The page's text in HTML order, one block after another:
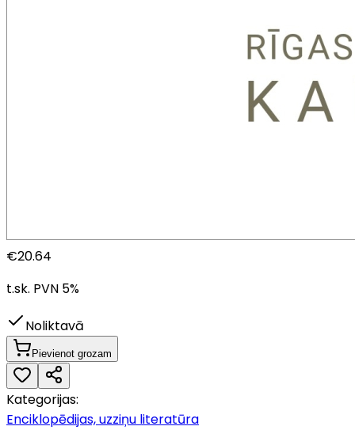
€20.64
t.sk. PVN 5%
Noliktavā
Pievienot grozam
Kategorijas:
Enciklopēdijas, uzziņu literatūra